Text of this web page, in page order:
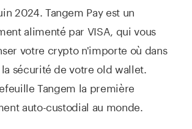
2024. Tangem Pay est un
alimenté par VISA, qui vous
votre crypto n'importe où dans
sécurité de votre old wallet.
Tangem la première
auto-custodial au monde.